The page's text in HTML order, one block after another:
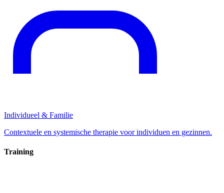
Individueel & Familie
Contextuele en systemische therapie voor individuen en gezinnen.
Training